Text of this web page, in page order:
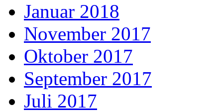
Januar 2018
November 2017
Oktober 2017
September 2017
Juli 2017